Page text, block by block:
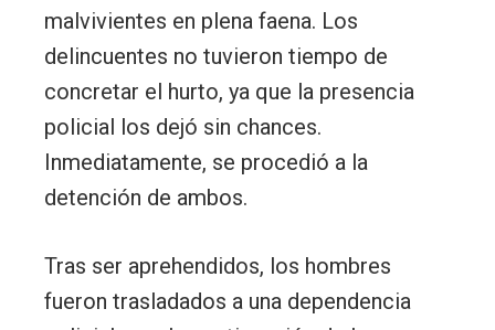
malvivientes en plena faena. Los
delincuentes no tuvieron tiempo de
concretar el hurto, ya que la presencia
policial los dejó sin chances.
Inmediatamente, se procedió a la
detención de ambos.
Tras ser aprehendidos, los hombres
fueron trasladados a una dependencia